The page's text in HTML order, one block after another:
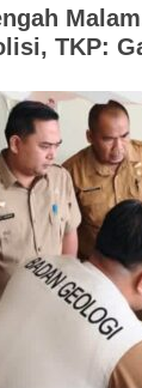
TKP: